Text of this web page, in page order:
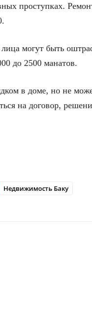
проступках.
могут быть
до 2500 манатов.
в доме, но не
на договор,
Недвижимость Баку